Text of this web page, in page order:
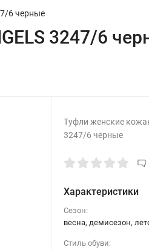
6 черные
3247/6
Туфли женские
3247/6 черные
Характеристики
Сезон:
весна, демисезон,
Стиль обуви: